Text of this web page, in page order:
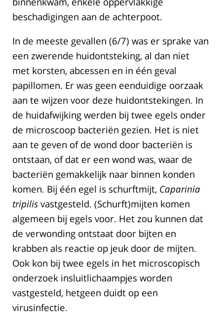
beschadigingen aan de achterpoot.
In de meeste gevallen (6/7) was er sprake van
een zwerende huidontsteking, al dan niet
met korsten, abcessen en in één geval
papillomen. Er was geen eenduidige oorzaak
aan te wijzen voor deze huidontstekingen. In
de huidafwijking werden bij twee egels onder
de microscoop bacteriën gezien. Het is niet
aan te geven of de wond door bacteriën is
ontstaan, of dat er een wond was, waar de
bacteriën gemakkelijk naar binnen konden
komen. Bij één egel is schurftmijt, Caparinia
tripilis vastgesteld. (Schurft)mijten komen
algemeen bij egels voor. Het zou kunnen dat
de verwonding ontstaat door bijten en
krabben als reactie op jeuk door de mijten.
Ook kon bij twee egels in het microscopisch
onderzoek insluitlichaampjes worden
vastgesteld, hetgeen duidt op een
virusinfectie.